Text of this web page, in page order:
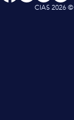
CIAS 2026 ©